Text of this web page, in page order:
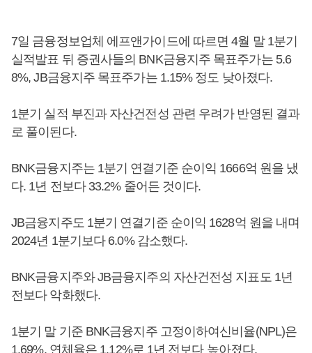
7일 금융정보업체 에프앤가이드에 따르면 4월 말 1분기
실적발표 뒤 증권사들의 BNK금융지주 목표주가는 5.6
8%, JB금융지주 목표주가는 1.15% 정도 낮아졌다.
1분기 실적 부진과 자산건전성 관련 우려가 반영된 결과
로 풀이된다.
BNK금융지주는 1분기 연결기준 순이익 1666억 원을 냈
다. 1년 전보다 33.2% 줄어든 것이다.
JB금융지주도 1분기 연결기준 순이익 1628억 원을 내며
2024년 1분기보다 6.0% 감소했다.
BNK금융지주와 JB금융지주의 자산건전성 지표도 1년
전보다 악화했다.
1분기 말 기준 BNK금융지주 고정이하여신비율(NPL)은
1.69%, 연체율은 1.12%로 1년 전보다 높아졌다.